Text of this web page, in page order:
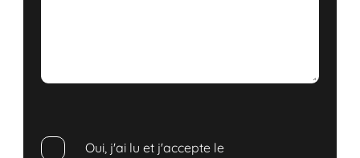
Oui, j'ai lu et j'accepte le